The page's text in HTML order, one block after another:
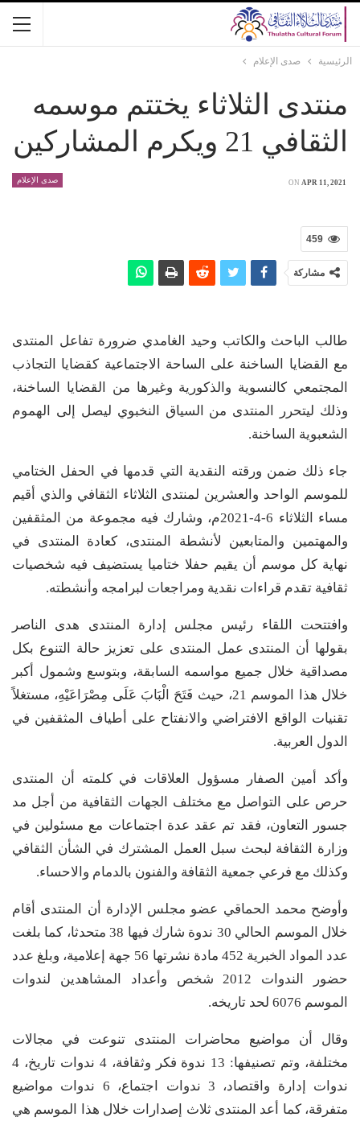
الرئيسية صدى الإعلام
منتدى الثلاثاء يختتم موسمه
الثقافي 21 ويكرم المشاركين
صدى الإعلام ON APR 11, 2021
459
مشاركة
طالب الباحث والكاتب وحيد الغامدي ضرورة تفاعل المنتدى
مع القضايا الساخنة على الساحة الاجتماعية كقضايا التجاذب
المجتمعي كالنسوية والذكورية وغيرها من القضايا الساخنة،
وذلك ليتحرر المنتدى من السياق النخبوي ليصل إلى الهموم
الشعبوية الساخنة.
جاء ذلك ضمن ورقته النقدية التي قدمها في الحفل الختامي
للموسم الواحد والعشرين لمنتدى الثلاثاء الثقافي والذي أقيم
مساء الثلاثاء 6-4-2021م، وشارك فيه مجموعة من المثقفين
والمهتمين والمتابعين لأنشطة المنتدى، كعادة المنتدى في
نهاية كل موسم أن يقيم حفلا ختاميا يستضيف فيه شخصيات
ثقافية تقدم قراءات نقدية ومراجعات لبرامجه وأنشطته.
وافتتحت اللقاء رئيس مجلس إدارة المنتدى هدى الناصر
بقولها أن المنتدى عمل المنتدى على تعزيز حالة التنوع بكل
مصداقية خلال جميع مواسمه السابقة، وبتوسع وشمول أكبر
خلال هذا الموسم 21، حيث فَتَحَ الْبَابَ عَلَى مِصْرَاعَيْهِ، مستغلاً
تقنيات الواقع الافتراضي والانفتاح على أطياف المثقفين في
الدول العربية.
وأكد أمين الصفار مسؤول العلاقات في كلمته أن المنتدى
حرص على التواصل مع مختلف الجهات الثقافية من أجل مد
جسور التعاون، فقد تم عقد عدة اجتماعات مع مسئولين في
وزارة الثقافة لبحث سبل العمل المشترك في الشأن الثقافي
وكذلك مع فرعي جمعية الثقافة والفنون بالدمام والاحساء.
وأوضح محمد الحماقي عضو مجلس الإدارة أن المنتدى أقام
خلال الموسم الحالي 30 ندوة شارك فيها 38 متحدثا، كما بلغت
عدد المواد الخبرية 452 مادة نشرتها 56 جهة إعلامية، وبلغ عدد
حضور الندوات 2012 شخص وأعداد المشاهدين لندوات
الموسم 6076 لحد تاريخه.
وقال أن مواضيع محاضرات المنتدى تنوعت في مجالات
مختلفة، وتم تصنيفها: 13 ندوة فكر وثقافة، 4 ندوات تاريخ، 4
ندوات إدارة واقتصاد، 3 ندوات اجتماع، 6 ندوات مواضيع
متفرقة، كما أعد المنتدى ثلاث إصدارات خلال هذا الموسم هي